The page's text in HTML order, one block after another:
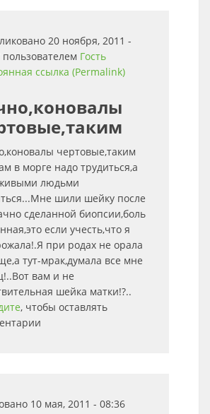
20 ноября, 2011 -
пользователем Гость
ссылка (Permalink)
чертовые,таким
в морге надо трудиться,а
людьми
шили шейку после
сделанной биопсии,боль
если учесть,что я
при родах не орала
тут-мрак,думала все мне
вам и не
шейка матки!?..
, чтобы оставлять
10 мая, 2011 - 08:36